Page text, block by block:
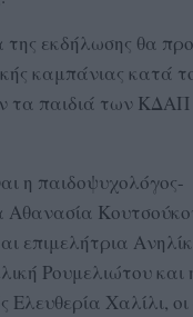
της εκδήλωσης θα
καμπάνιας κατά
τα παιδιά των
η παιδοψυχολόγος-
Αθανασία
επιμελήτρια
Ρουμελιώτου και
Ελευθερία Χαλίλι, οι